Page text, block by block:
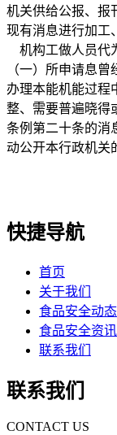
机关供给公报、报
现有消息进行加工
机构工做人员代
（一）所申请息
办理本能机能过程
整、需要普遍晓得
条例第二十条的消
动公开本行政机关
快捷导航
首页
关于我们
食品安全动态
食品安全资讯
联系我们
联系我们
CONTACT US